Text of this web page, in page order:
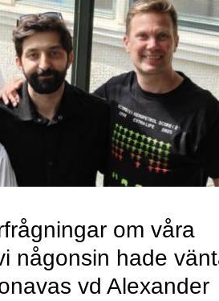
om våra
någonsin hade
vd Alexander